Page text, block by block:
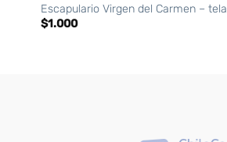
Escapulario Virgen del Carmen – tela
$1.000